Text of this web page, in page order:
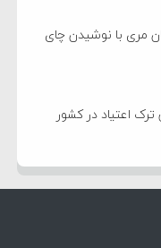
مری با نوشیدن چای
اعتیاد در کشور